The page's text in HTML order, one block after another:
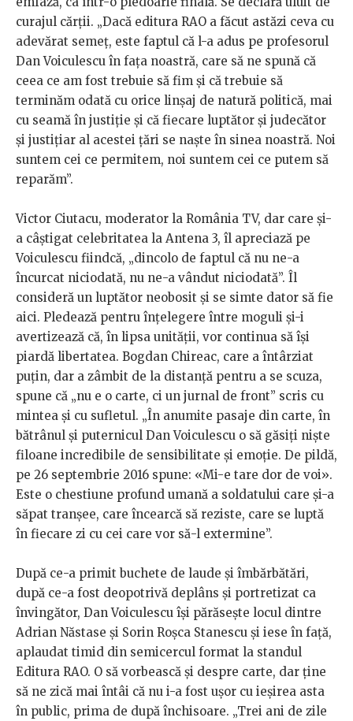
curajul cărții. „Dacă editura RAO a făcut astăzi ceva cu
adevărat semeț, este faptul că l-a adus pe profesorul
Dan Voiculescu în fața noastră, care să ne spună că
ceea ce am fost trebuie să fim și că trebuie să
terminăm odată cu orice linșaj de natură politică, mai
cu seamă în justiție și că fiecare luptător și judecător
și justițiar al acestei țări se naște în sinea noastră. Noi
suntem cei ce permitem, noi suntem cei ce putem să
reparăm”.
Victor Ciutacu, moderator la România TV, dar care și-
a câștigat celebritatea la Antena 3, îl apreciază pe
Voiculescu fiindcă, „dincolo de faptul că nu ne-a
încurcat niciodată, nu ne-a vândut niciodată”. Îl
consideră un luptător neobosit și se simte dator să fie
aici. Pledează pentru înțelegere între moguli și-i
avertizează că, în lipsa unității, vor continua să își
piardă libertatea. Bogdan Chireac, care a întârziat
puțin, dar a zâmbit de la distanță pentru a se scuza,
spune că „nu e o carte, ci un jurnal de front” scris cu
mintea și cu sufletul. „În anumite pasaje din carte, în
bătrânul și puternicul Dan Voiculescu o să găsiți niște
filoane incredibile de sensibilitate și emoție. De pildă,
pe 26 septembrie 2016 spune: «Mi-e tare dor de voi».
Este o chestiune profund umană a soldatului care și-a
săpat tranșee, care încearcă să reziste, care se luptă
în fiecare zi cu cei care vor să-l extermine”.
După ce-a primit buchete de laude și îmbărbătări,
după ce-a fost deopotrivă deplâns și portretizat ca
învingător, Dan Voiculescu își părăsește locul dintre
Adrian Năstase și Sorin Roșca Stanescu și iese în față,
aplaudat timid din semicercul format la standul
Editura RAO. O să vorbească și despre carte, dar ține
să ne zică mai întâi că nu i-a fost ușor cu ieșirea asta
în public, prima de după închisoare. „Trei ani de zile